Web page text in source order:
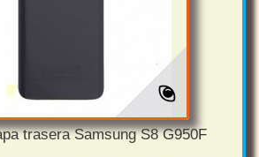
trasera Samsung S8 G950F